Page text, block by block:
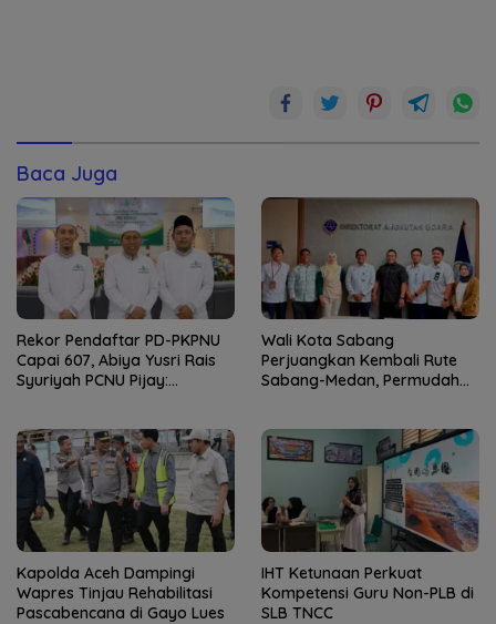
Baca Juga
Rekor Pendaftar PD-PKPNU
Capai 607, Abiya Yusri Rais
Syuriyah PCNU Pijay:
Wali Kota Sabang
Perjuangkan Kembali Rute
Sabang-Medan, Permudah
Kapolda Aceh Dampingi
Wapres Tinjau Rehabilitasi
Pascabencana di Gayo Lues
IHT Ketunaan Perkuat
Kompetensi Guru Non-PLB di
SLB TNCC